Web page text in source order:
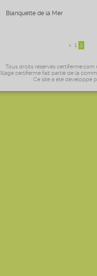
Blanquette de la Mer
< 1 2
Tous droits réservés certiferme.com
certiferme fait partie de la
Ce site a été développé